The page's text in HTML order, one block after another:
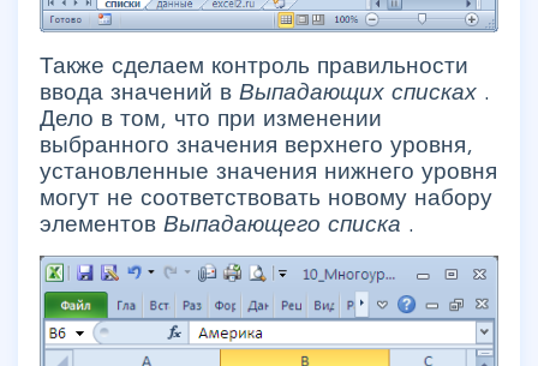
Также сделаем контроль правильности
ввода значений в Выпадающих списках
Дело в том, что при изменении
выбранного значения верхнего уровня,
установленные значения нижнего уровня
могут не соответствовать новому набору
элементов Выпадающего списка